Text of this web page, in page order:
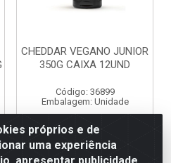
CHEDDAR VEGANO JUNIOR
350G CAIXA 12UND
Código: 36899
Embalagem: Unidade
próprios e de
uma experiência